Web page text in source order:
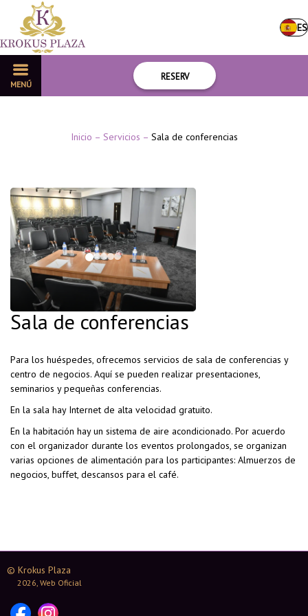
ES
MENÚ
RESERV
Inicio – Servicios – Sala de conferencias
Sala de conferencias
Para los huéspedes, ofrecemos servicios de sala de conferencias y
centro de negocios. Aquí se pueden realizar presentaciones,
seminarios y pequeñas conferencias.
En la sala hay Internet de alta velocidad gratuito.
En la habitación hay un sistema de aire acondicionado. Por acuerdo
con el organizador durante los eventos prolongados, se organizan
varias opciones de alimentación para los participantes: Almuerzos de
negocios, buffet, descansos para el café.
© Krokus Plaza
2026, Web Oficial